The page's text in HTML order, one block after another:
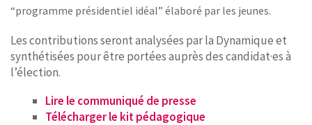
“programme présidentiel idéal” élaboré par les jeunes.
Les contributions seront analysées par la Dynamique et
synthétisées pour être portées auprès des candidat·es à
l’élection.
Lire le communiqué de presse
Télécharger le kit pédagogique